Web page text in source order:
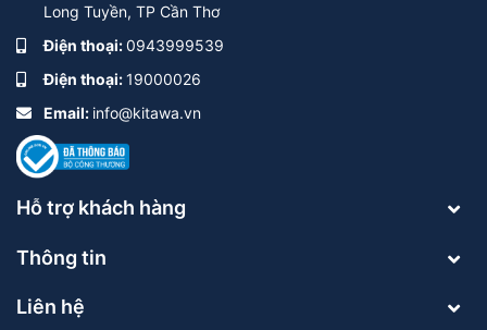
Long Tuyền, TP Cần Thơ
Điện thoại:0943999539
Điện thoại:19000026
Email: info@kitawa.vn
Hỗ trợ khách hàng
Thông tin
Liên hệ